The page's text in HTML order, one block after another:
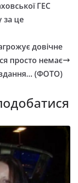
ГЕС
за це
довічне
просто немає
(ФОТО)